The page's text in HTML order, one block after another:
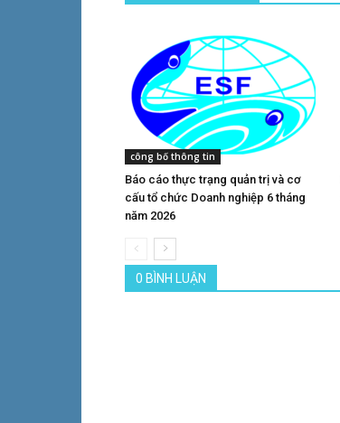
công bố thông tin
Báo cáo thực trạng quản trị và cơ
cấu tổ chức Doanh nghiệp 6 tháng
năm 2026
0 BÌNH LUẬN